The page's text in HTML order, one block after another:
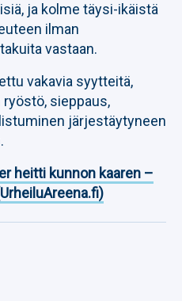
ja kolme täysi-ikäistä
ilman
vastaan.
vakavia syytteitä,
sieppaus,
järjestäytyneen
heitti kunnon kaaren –